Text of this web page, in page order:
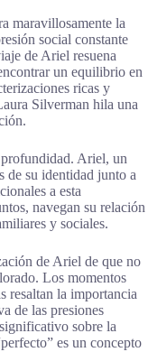
maravillosamente la
social constante
de Ariel resuena
un equilibrio en
ricas y
Silverman hila una
Ariel, un
de su identidad junto a
a esta
navegan su relación
y sociales.
de Ariel de que no
Los momentos
resaltan la importancia
de las presiones
sobre la
es un concepto